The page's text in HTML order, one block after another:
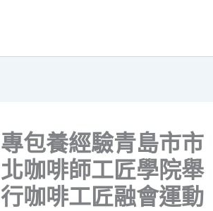
專包養經驗青島市市
北咖啡師工匠學院舉
行咖啡工匠融會運動